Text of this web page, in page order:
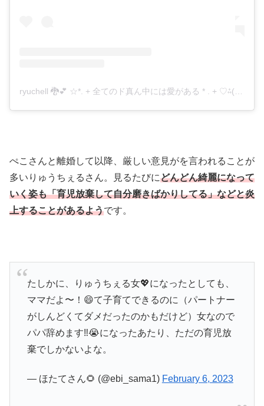
ぺこさんと離婚して以降、厳しい意見がを言われることが
多いりゅうちぇるさん。見るたびにどんどん綺麗になって
いく姿も「育児放棄して自分磨きばかりしてる」などと炎
上することがあるようです。
たしかに、りゅうちぇる女💖になったとしても、
ママだよ〜！😄て子育てできるのに（パートナー
がしんどくてダメだったのかもだけど）女なので
パパ辞めます‼️😭になったあたり、ただの育児放
棄でしかないよな。
— ほたてさん🌻 (@ebi_sama1) February 6, 2023